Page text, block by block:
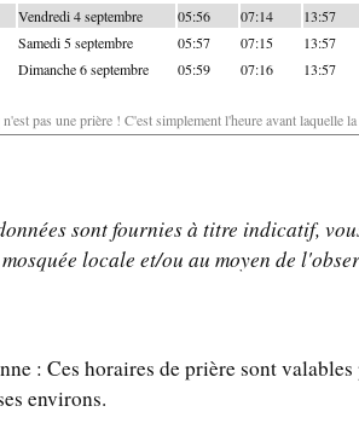
Vendredi 4 septembre 05:56 07:14 13:57
Samedi 5 septembre 05:57 07:15 13:57
Dimanche 6 septembre 05:59 07:16 13:57
pas une prière ! C'est simplement l'heure avant laquelle
sont fournies à titre indicatif,
locale et/ou au moyen de
: Ces horaires de prière sont
environs.